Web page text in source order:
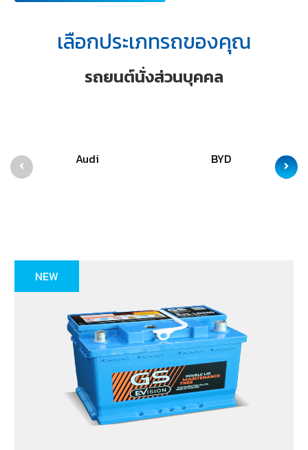
เลือกประเภทรถของคุณ
รถยนต์นั่งส่วนบุคคล
Audi BYD
NEW